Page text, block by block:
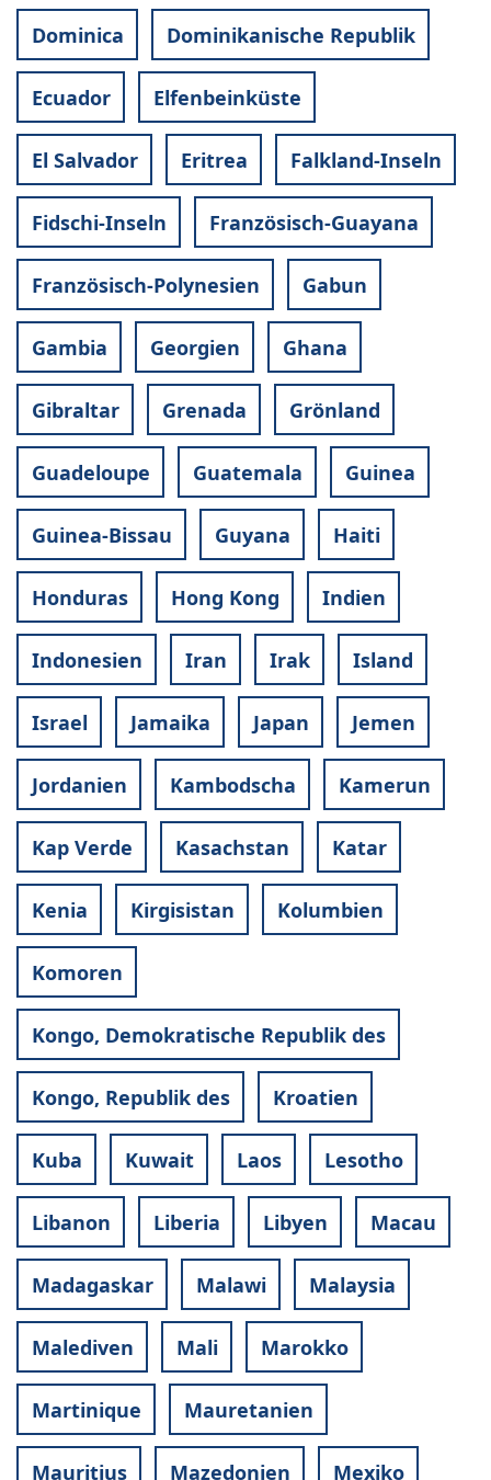
Dominica Dominikanische Republik
Ecuador Elfenbeinküste
El Salvador Eritrea Falkland-Inseln
Fidschi-Inseln Französisch-Guayana
Französisch-Polynesien Gabun
Gambia Georgien Ghana
Gibraltar Grenada Grönland
Guadeloupe Guatemala Guinea
Guinea-Bissau Guyana Haiti
Honduras Hong Kong Indien
Indonesien Iran Irak Island
Israel Jamaika Japan Jemen
Jordanien Kambodscha Kamerun
Kap Verde Kasachstan Katar
Kenia Kirgisistan Kolumbien
Komoren
Kongo, Demokratische Republik des
Kongo, Republik des Kroatien
Kuba Kuwait Laos Lesotho
Libanon Liberia Libyen Macau
Madagaskar Malawi Malaysia
Malediven Mali Marokko
Martinique Mauretanien
Mauritius Mazedonien Mexiko